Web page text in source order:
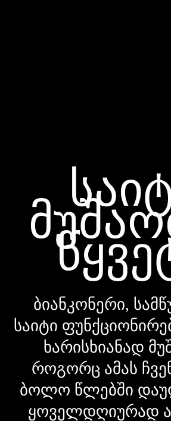
ბიანკონერი,
საიტი
ხარისხიანად
როგორც ამას
ბოლო წლებში
ყოველდღიურად